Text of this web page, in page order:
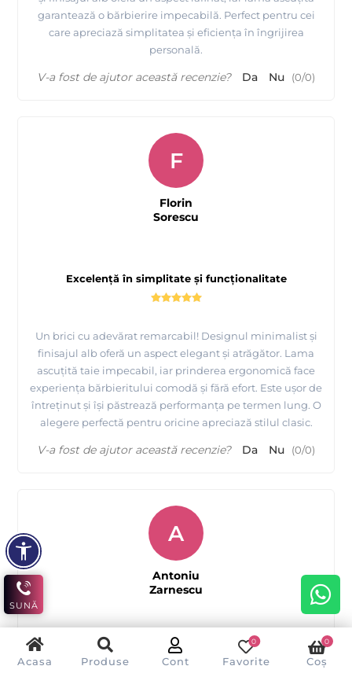
Acasa Produse Cont Favorite
0
Coș
0
garantează o bărbierire impecabilă. Perfect pentru cei
care apreciază simplitatea și eficiența în îngrijirea
personală.
V-a fost de ajutor această recenzie? Da Nu (0/0)
Excelență în simplitate și funcționalitate
Un brici cu adevărat remarcabil! Designul minimalist și
finisajul alb oferă un aspect elegant și atrăgător. Lama
ascuțită taie impecabil, iar prinderea ergonomică face
experiența bărbieritului comodă și fără efort. Este ușor de
întreținut și își păstrează performanța pe termen lung. O
alegere perfectă pentru oricine apreciază stilul clasic.
F
Florin
Sorescu
V-a fost de ajutor această recenzie? Da Nu (0/0)
Un instrument esențial pentru bărbierit
A
Antoniu
Zarnescu
SUNĂ